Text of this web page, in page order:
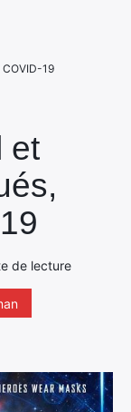
et
de lecture
19